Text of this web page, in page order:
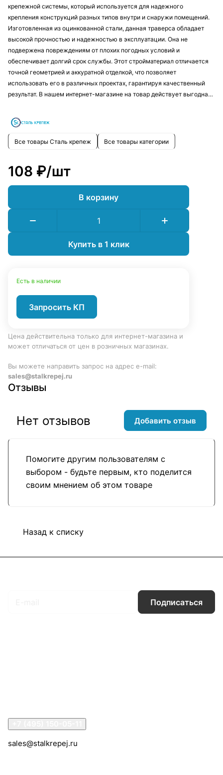
крепежной системы, который используется для надежного
крепления конструкций разных типов внутри и снаружи помещений.
Изготовленная из оцинкованной стали, данная траверса обладает
высокой прочностью и надежностью в эксплуатации. Она не
подвержена повреждениям от плохих погодных условий и
обеспечивает долгий срок службы. Этот стройматериал отличается
точной геометрией и аккуратной отделкой, что позволяет
использовать его в различных проектах, гарантируя качественный
результат. В нашем интернет-магазине на товар действует выгодная
Все товары Сталь крепеж Все товары категории
108 ₽/шт
В корзину
Купить в 1 клик
Есть в наличии
Запросить КП
Цена действительна только для интернет-магазина и
может отличаться от цен в розничных магазинах.
Вы можете направить запрос на адрес e-mail:
sales@stalkrepej.ru
Отзывы
Помогите другим пользователям с
выбором - будьте первым, кто поделится
своим мнением об этом товаре
Нет отзывов Добавить отзыв
Назад к списку
Подписаться
sales@stalkrepej.ru